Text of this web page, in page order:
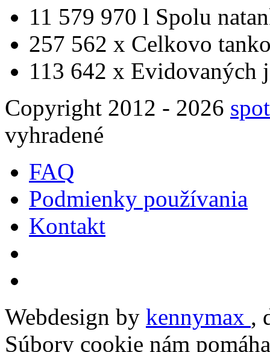
11 579 970 l Spolu
257 562 x Celkovo
113 642 x Evidovaných
Copyright 2012 - 2026
vyhradené
FAQ
Podmienky používania
Kontakt
Webdesign by kennymax ,
Súbory cookie nám